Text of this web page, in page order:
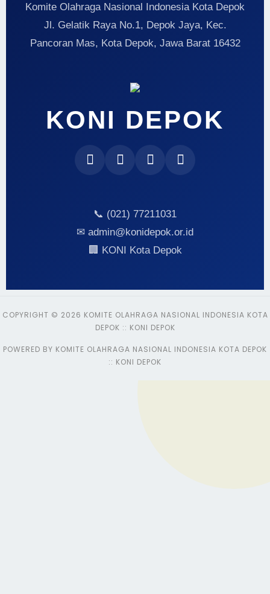
Komite Olahraga Nasional Indonesia Kota Depok
Jl. Gelatik Raya No.1, Depok Jaya, Kec.
Pancoran Mas, Kota Depok, Jawa Barat 16432
KONI DEPOK
📞 (021) 77211031
✉ admin@konidepok.or.id
🏢 KONI Kota Depok
COPYRIGHT © 2026 KOMITE OLAHRAGA NASIONAL INDONESIA KOTA
DEPOK :: KONI DEPOK
POWERED BY KOMITE OLAHRAGA NASIONAL INDONESIA KOTA DEPOK
:: KONI DEPOK